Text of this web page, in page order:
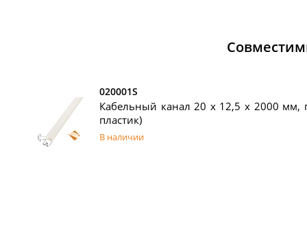
020001S
Кабельный канал 20 х 12,5 x 2000 мм,
пластик)
В наличии